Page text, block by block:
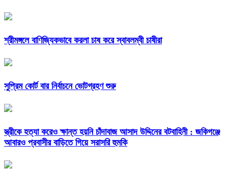
শ্রীমঙ্গলে বাণিজ্যিকভাবে করলা চাষ করে স্বাবলম্বী চাষীরা
সুপ্রিম কোর্ট বার নির্বাচনে ভোটগ্রহণ শুরু
স্ত্রীকে হত্যা করেও ক্ষান্ত হয়নি চাঁদাবাজ আসাদ উদ্দিনের বটবাহিনী : জকিগঞ্জে
আবারও প্রবাসীর বাড়িতে গিয়ে সরাসরি হুমকি